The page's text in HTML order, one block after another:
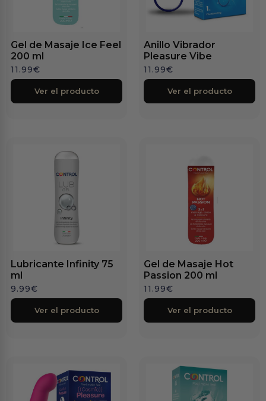
Gel de Masaje Ice Feel
200 ml
11.99€
Ver el producto
Anillo Vibrador
Pleasure Vibe
11.99€
Ver el producto
Lubricante Infinity 75
ml
9.99€
Ver el producto
Gel de Masaje Hot
Passion 200 ml
11.99€
Ver el producto